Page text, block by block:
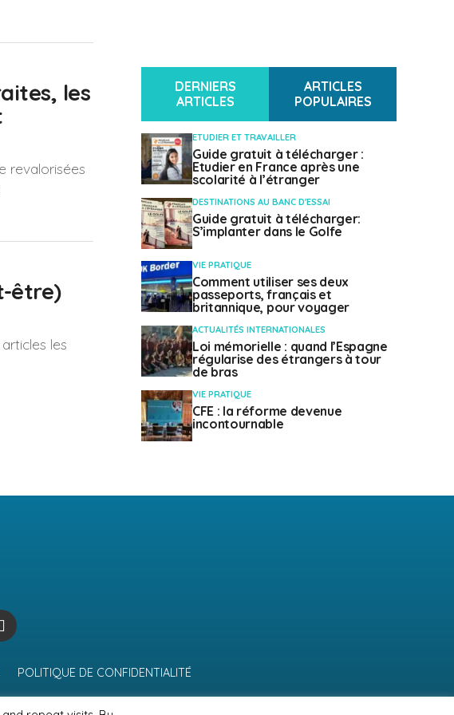
les
revalorisées
être)
les
DERNIERS
ARTICLES
ARTICLES
POPULAIRES
ETUDIER ET TRAVAILLER
Guide gratuit à télécharger :
Etudier en France après une
scolarité à l’étranger
DESTINATIONS AU BANC D'ESSAI
Guide gratuit à télécharger:
S’implanter dans le Golfe
VIE PRATIQUE
Comment utiliser ses deux
passeports, français et
britannique, pour voyager
ACTUALITÉS INTERNATIONALES
Loi mémorielle : quand l’Espagne
régularise des étrangers à tour
de bras
VIE PRATIQUE
CFE : la réforme devenue
incontournable
POLITIQUE DE CONFIDENTIALITÉ